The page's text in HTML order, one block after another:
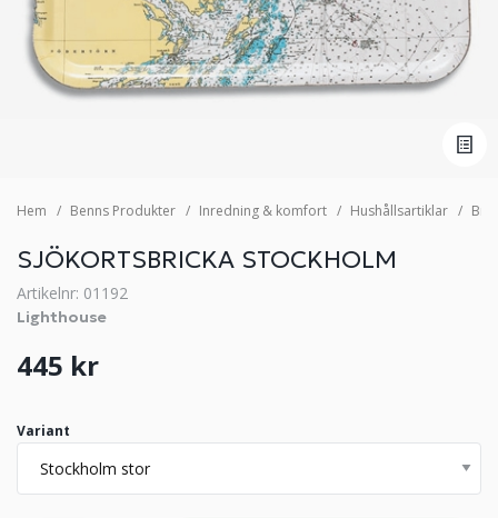
Hem Benns Produkter Inredning & komfort Hushållsartiklar
SJÖKORTSBRICKA STOCKHOLM
Artikelnr: 01192
Lighthouse
445 kr
Variant